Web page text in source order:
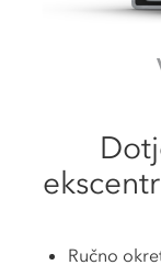
Ručno